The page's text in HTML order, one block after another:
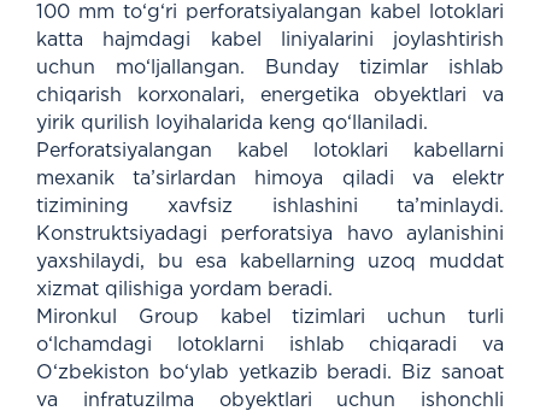
100 mm to‘g‘ri perforatsiyalangan kabel lotoklari
katta hajmdagi kabel liniyalarini joylashtirish
uchun mo‘ljallangan. Bunday tizimlar ishlab
chiqarish korxonalari, energetika obyektlari va
yirik qurilish loyihalarida keng qo‘llaniladi.
Perforatsiyalangan kabel lotoklari kabellarni
mexanik ta’sirlardan himoya qiladi va elektr
tizimining xavfsiz ishlashini ta’minlaydi.
Konstruktsiyadagi perforatsiya havo aylanishini
yaxshilaydi, bu esa kabellarning uzoq muddat
xizmat qilishiga yordam beradi.
Mironkul Group kabel tizimlari uchun turli
o‘lchamdagi lotoklarni ishlab chiqaradi va
O‘zbekiston bo‘ylab yetkazib beradi. Biz sanoat
va infratuzilma obyektlari uchun ishonchli